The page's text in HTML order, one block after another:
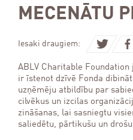
MECENĀTU
Iesaki draugiem:
ABLV Charitable
ir īstenot dzīvē Fonda
uzņēmēju atbildību par
cilvēkus un izcilas
zināšanas, lai sasniegtu
saliedētu, pārtikušu un